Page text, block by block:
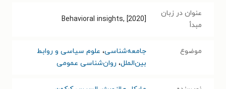
عنوان در زبان
مبدأ
Behavioral insights, [2020]
موضوع جامعه‌شناسی، علوم سیاسی و روابط
بین‌الملل، روان‌شناسی عمومی